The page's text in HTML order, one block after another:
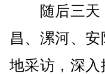
随后三天，
昌、漯河、
地采访，深